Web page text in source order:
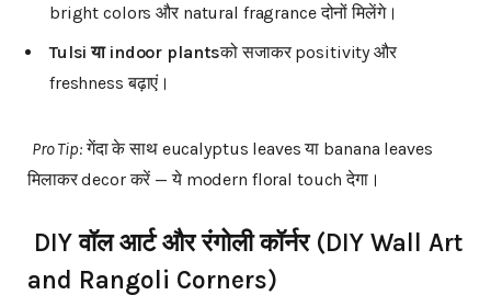
bright colors और natural fragrance दोनों मिलेंगे।
Tulsiयाindoor plantsको सजाकर positivity और
freshness बढ़ाएं।
Pro Tip:गेंदा के साथ eucalyptus leaves या banana leaves
मिलाकर decor करें — ये modern floral touch देगा।
DIYवॉल आर्ट और रंगोली कॉर्नर(DIY Wall Art
and Rangoli Corners)